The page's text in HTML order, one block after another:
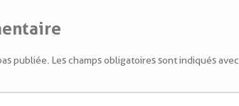
publiée. Les champs obligatoires sont indiqués avec